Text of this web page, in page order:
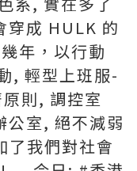
穿成 HULK 的
年，以行動
, 輕型上班服-
則, 調控室
公室, 絕不減弱
了我們對社會